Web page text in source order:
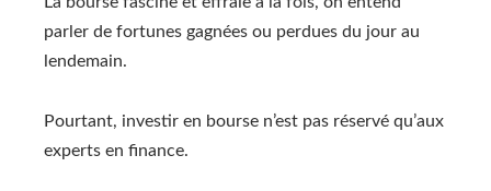
parler de fortunes gagnées ou perdues du jour au
lendemain.
Pourtant, investir en bourse n’est pas réservé qu’aux
experts en finance.